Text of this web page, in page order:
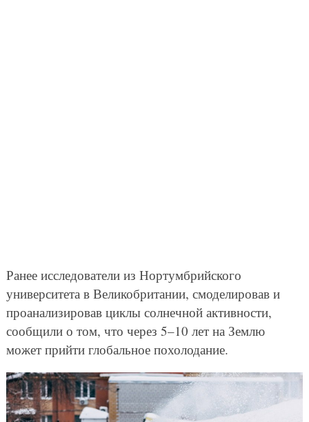
Ранее исследователи из Нортумбрийского
университета в Великобритании, смоделировав и
проанализировав циклы солнечной активности,
сообщили о том, что через 5–10 лет на Землю
может прийти глобальное похолодание.